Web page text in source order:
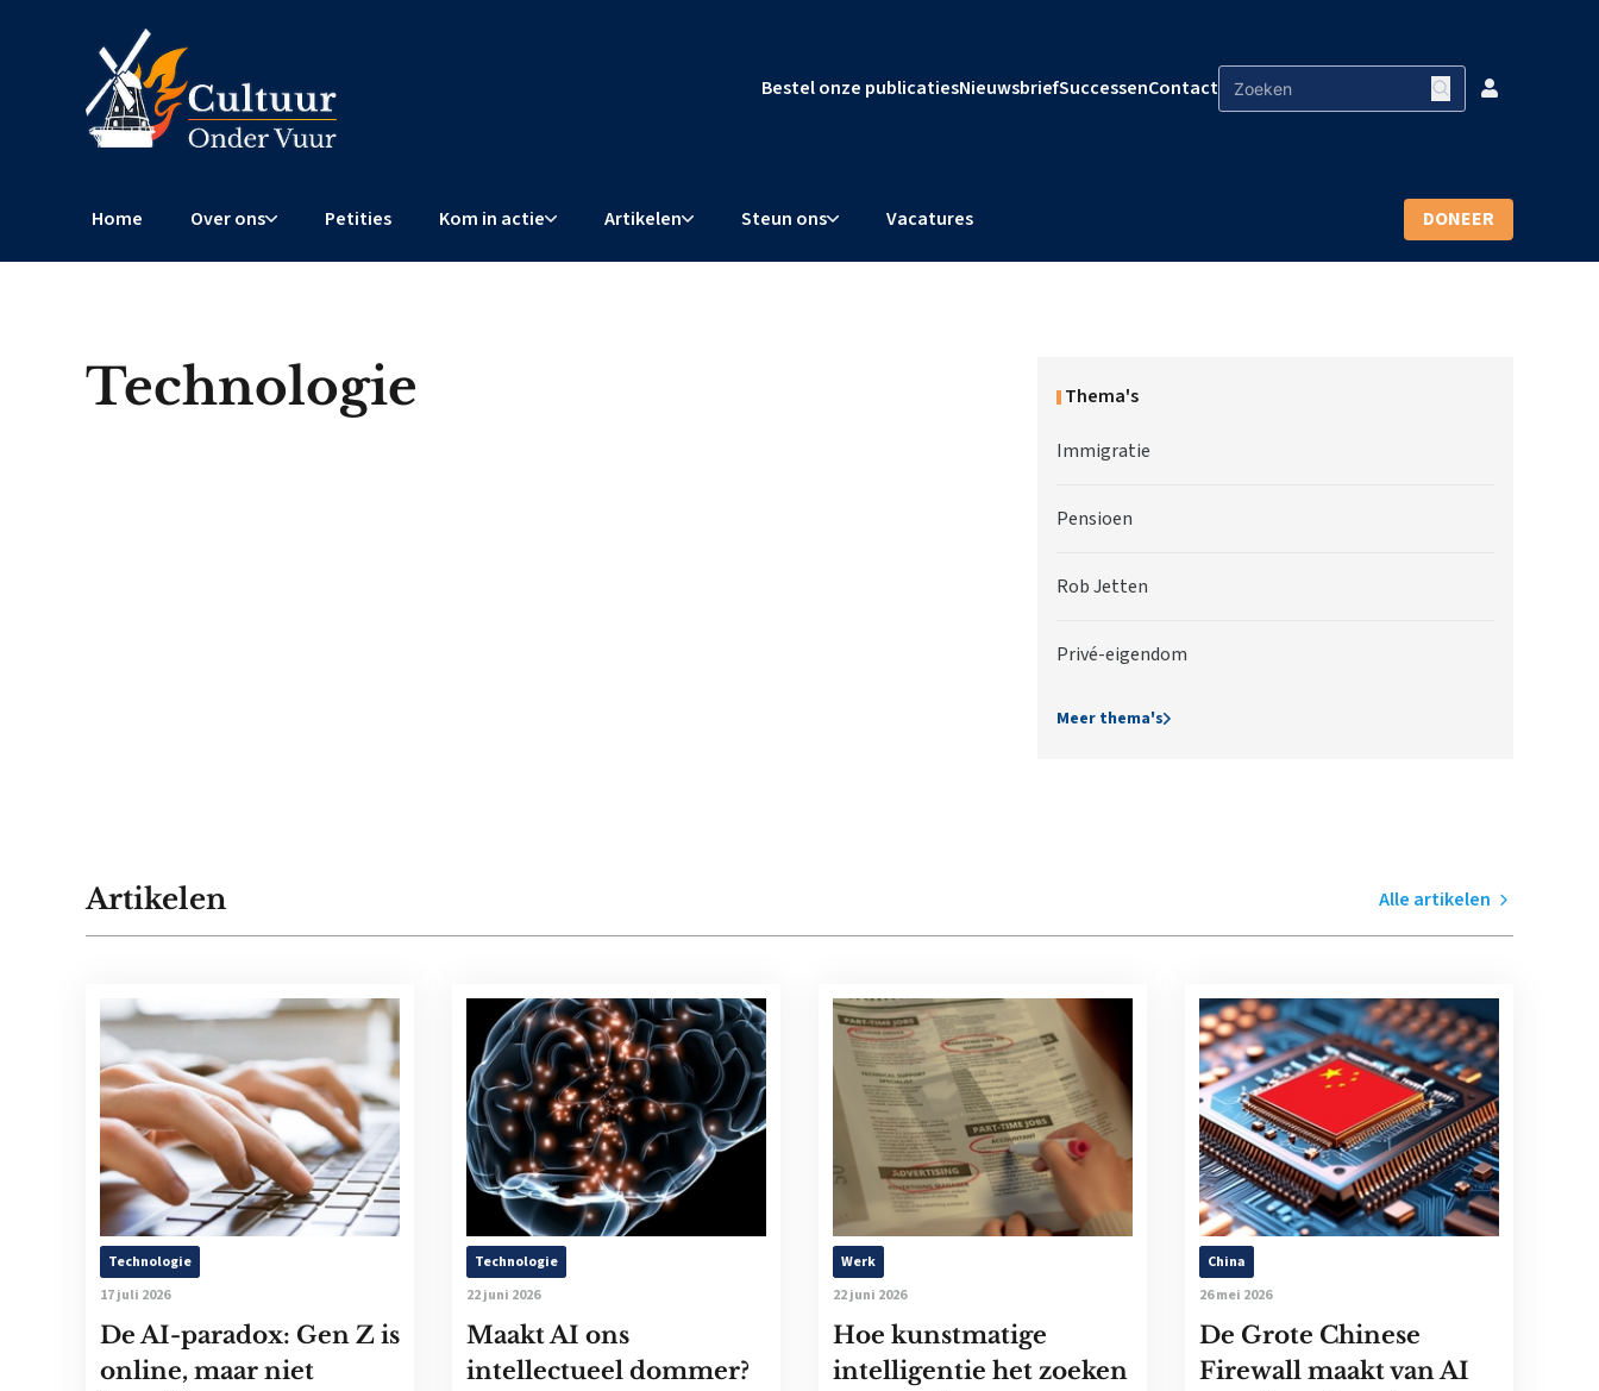
Bestel onze publicatiesNieuwsbriefSuccessenContact
Home Over ons Petities Kom in actie Artikelen Steun ons Vacatures DONEER
Technologie Thema's
Immigratie
Pensioen
Rob Jetten
Privé-eigendom
Meer thema's
Artikelen Alle artikelen
Technologie
17 juli 2026
De AI-paradox: Gen Z is
online, maar niet
Technologie
22 juni 2026
Maakt AI ons
intellectueel dommer?
Werk
22 juni 2026
Hoe kunstmatige
intelligentie het zoeken
China
26 mei 2026
De Grote Chinese
Firewall maakt van AI